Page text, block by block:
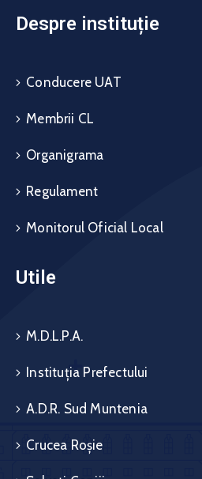
Despre instituție
Conducere UAT
Membrii CL
Organigrama
Regulament
Monitorul Oficial Local
Utile
M.D.L.P.A.
Instituția Prefectului
A.D.R. Sud Muntenia
Crucea Roșie